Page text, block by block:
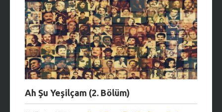
Ah Şu Yeşilçam (2. Bölüm)